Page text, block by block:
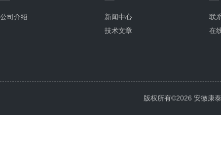
公司介绍
新闻中心
技术文章
联
在
版权所有©2026 安徽康